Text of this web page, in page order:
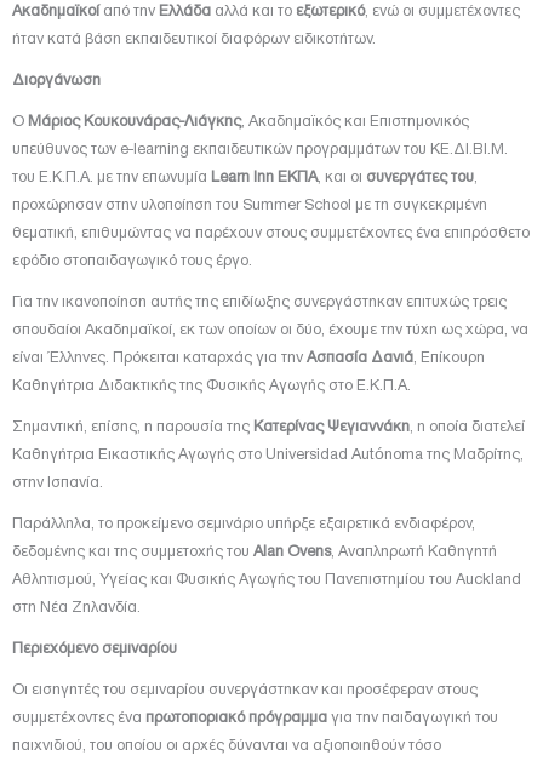
Ακαδημαϊκοίαπό την Ελλάδα αλλά και το εξωτερικό, ενώ οι συμμετέχοντες
ήταν κατά βάση εκπαιδευτικοί διαφόρων ειδικοτήτων.
Διοργάνωση
Ο Μάριος Κουκουνάρας-Λιάγκης, Ακαδημαϊκός και Επιστημονικός
υπεύθυνος των e-learning εκπαιδευτικών προγραμμάτων του ΚΕ.ΔΙ.ΒΙ.Μ.
του Ε.Κ.Π.Α. με την επωνυμία Learn Inn EΚΠΑ, και οι συνεργάτες του,
προχώρησαν στην υλοποίηση του Summer School με τη συγκεκριμένη
θεματική, επιθυμώντας να παρέχουν στους συμμετέχοντες ένα επιπρόσθετο
εφόδιο στοπαιδαγωγικό τους έργο.
Για την ικανοποίηση αυτής της επιδίωξης συνεργάστηκαν επιτυχώς τρεις
σπουδαίοι Ακαδημαϊκοί, εκ των οποίων οι δύο, έχουμε την τύχη ως χώρα, να
είναι Έλληνες. Πρόκειται καταρχάς για την Ασπασία Δανιά, Επίκουρη
Καθηγήτρια Διδακτικής της Φυσικής Αγωγής στο Ε.Κ.Π.Α.
Σημαντική, επίσης, η παρουσία της Κατερίνας Ψεγιαννάκη , η οποία διατελεί
Καθηγήτρια Εικαστικής Αγωγής στο Universidad Autónoma της Μαδρίτης,
στην Ισπανία.
Παράλληλα, το προκείμενο σεμινάριο υπήρξε εξαιρετικά ενδιαφέρον,
δεδομένης και της συμμετοχής του Alan Ovens, Αναπληρωτή Καθηγητή
Αθλητισμού, Υγείας και Φυσικής Αγωγής του Πανεπιστημίου του Auckland
στη Νέα Ζηλανδία.
Περιεχόμενο σεμιναρίου
Οι εισηγητές του σεμιναρίου συνεργάστηκαν και προσέφεραν στους
συμμετέχοντες ένα πρωτοποριακό πρόγραμμα για την παιδαγωγική του
παιχνιδιού, του οποίου οι αρχές δύνανται να αξιοποιηθούν τόσο